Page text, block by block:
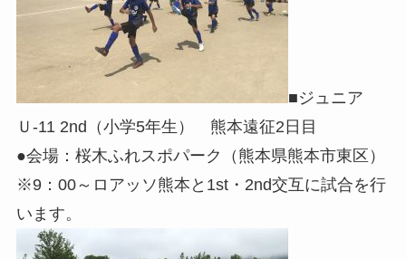
■ジュニア
Ｕ-11 2nd（小学5年生） 熊本遠征2日目
●会場：桜木ふれスポパーク（熊本県熊本市東区）
※9：00～ロアッソ熊本と1st・2nd交互に試合を行
います。